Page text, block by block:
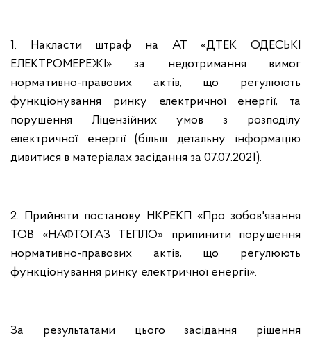
1. Накласти штраф на АТ «ДТЕК ОДЕСЬКІ
ЕЛЕКТРОМЕРЕЖІ» за недотримання вимог
нормативно-правових актів, що регулюють
функціонування ринку електричної енергії, та
порушення Ліцензійних умов з розподілу
електричної енергії (більш детальну інформацію
дивитися в матеріалах засідання за 07.07.2021).
2. Прийняти постанову НКРЕКП «Про зобов'язання
ТОВ «НАФТОГАЗ ТЕПЛО» припинити порушення
нормативно-правових актів, що регулюють
функціонування ринку електричної енергії».
За результатами цього засідання рішення